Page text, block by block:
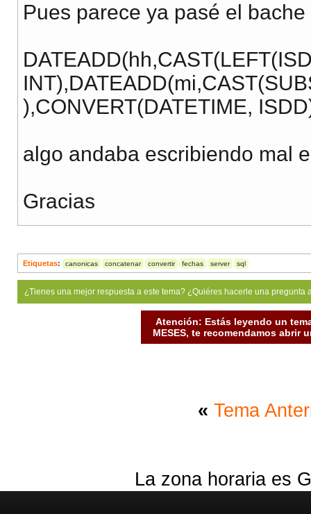
Pues parece ya pasé el
),CONVERT(DATETIME,
algo andaba escribiendo mal
Gracias
Etiquetas: canonicas concatenar convertir fechas server sql
¿Tienes una mejor respuesta a este tema? ¿Quiéres hacerle una
Atención: Estás leyendo un
MESES, te recomendamos abrir
« Tema
La zona horaria es